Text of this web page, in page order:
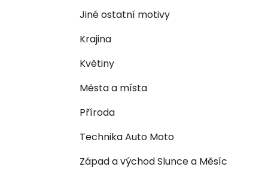
Jiné ostatní motivy
Krajina
Květiny
Města a místa
Příroda
Technika Auto Moto
Západ a východ Slunce a Měsíc